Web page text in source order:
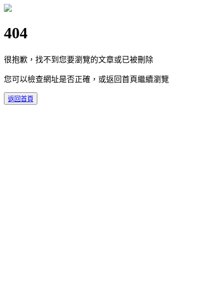
404
很抱歉，找不到您要瀏覽的文章或已被刪除
您可以檢查網址是否正確，或返回首頁繼續瀏覽
返回首頁